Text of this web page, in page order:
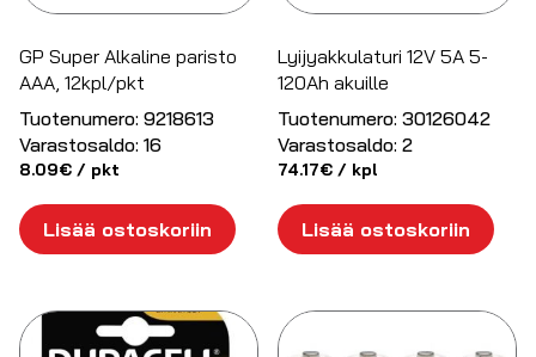
GP Super Alkaline paristo
AAA, 12kpl/pkt
Tuotenumero: 9218613
Varastosaldo: 16
8.09€ / pkt
Lisää ostoskoriin
Lyijyakkulaturi 12V 5A 5-
120Ah akuille
Tuotenumero: 30126042
Varastosaldo: 2
74.17€ / kpl
Lisää ostoskoriin